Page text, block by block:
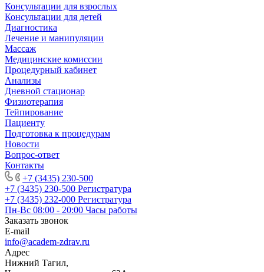
Консультации для взрослых
Консультации для детей
Диагностика
Лечение и манипуляции
Массаж
Медицинские комиссии
Процедурный кабинет
Анализы
Дневной стационар
Физиотерапия
Тейпирование
Пациенту
Подготовка к процедурам
Новости
Вопрос-ответ
Контакты
+7 (3435) 230-500
+7 (3435) 230-500 Регистратура
+7 (3435) 232-000 Регистратура
Пн-Вс 08:00 - 20:00 Часы работы
Заказать звонок
E-mail
info@academ-zdrav.ru
Адрес
Нижний Тагил,